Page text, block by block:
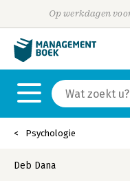
Op werkdagen
Psychologie
Deb Dana